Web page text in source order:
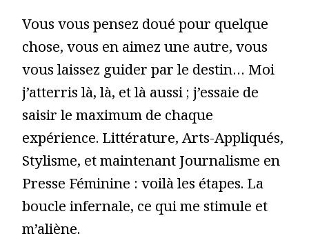
Vous vous pensez doué pour quelque
chose, vous en aimez une autre, vous
vous laissez guider par le destin… Moi
j’atterris là, là, et là aussi ; j’essaie de
saisir le maximum de chaque
expérience. Littérature, Arts-Appliqués,
Stylisme, et maintenant Journalisme en
Presse Féminine : voilà les étapes. La
boucle infernale, ce qui me stimule et
m’aliène.